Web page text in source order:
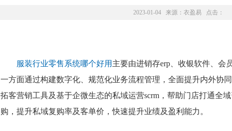
2023-01-04 来源： 衣盈易 点击：
服装行业零售系统哪个好用 主要由进销存erp、收银软件、会
一方面通过构建数字化、规范化业务流程管理，全面提升内外协
拓客营销工具及基于企微生态的私域运营scrm，帮助门店打通全
购，提升私域复购率及客单价，快速提升业绩及盈利能力。